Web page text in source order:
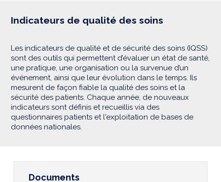
Indicateurs de qualité des soins
Les indicateurs de qualité et de sécurité des soins (IQSS)
sont des outils qui permettent d’évaluer un état de santé,
une pratique, une organisation ou la survenue d’un
événement, ainsi que leur évolution dans le temps. Ils
mesurent de façon fiable la qualité des soins et la
sécurité des patients. Chaque année, de nouveaux
indicateurs sont définis et recueillis via des
questionnaires patients et l'exploitation de bases de
données nationales.
Documents